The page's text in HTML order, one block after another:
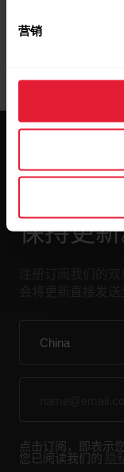
营销
保持更
点击订阅，即表示
您已阅读我们的